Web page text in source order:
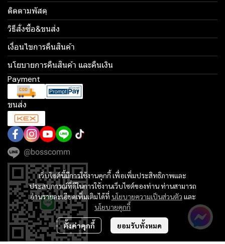
เว็บไซต์นี้มีการใช้งานคุกกี้ เพื่อเพิ่มประสิทธิภาพและ
ประสบการณ์ที่ดีในการใช้งานเว็บไซต์ของท่าน ท่านสามารถ
อ่านรายละเอียดเพิ่มเติมได้ที่ นโยบายความเป็นส่วนตัว และ
นโยบายคุกกี้
ตั้งค่าคุกกี้ ยอมรับทั้งหมด
ติดตามพัสดุ
วิธีสั่งซื้อ&ขนส่ง
เงื่อนไขการคืนสินค้า
นโยบายการคืนสินค้า และคืนเงิน
Payment
ขนส่ง
@bosscomm